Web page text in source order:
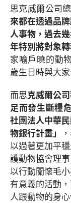
思克威爾公司
來都在透過品
人事物，過去
年特別將對象
家喻戶曉的動
歲生日時與大
而思克威爾公
足而發生斷糧
社團法人中華
物銀行計畫」
以過著更加平
護動物協會理
以行動關懷毛
有意義的活動
人跟動物的身心